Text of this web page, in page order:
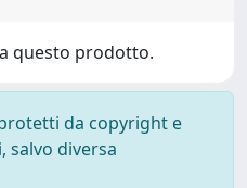
questo prodotto.
da copyright e
diversa